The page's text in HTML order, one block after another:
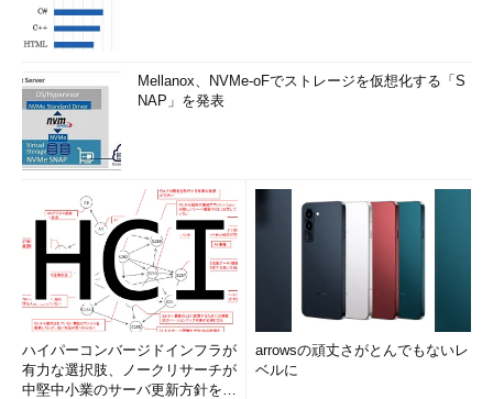
Mellanox、NVMe-oFでストレージを仮想化する「S
NAP」を発表
ハイパーコンバージドインフラが
有力な選択肢、ノークリサーチが
中堅中小業のサーバ更新方針を調
arrowsの頑丈さがとんでもないレ
ベルに